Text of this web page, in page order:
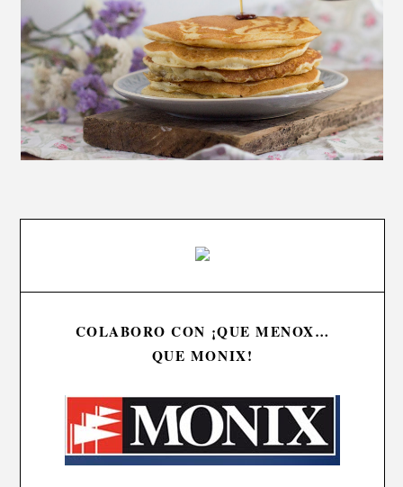
COLABORO CON ¡QUE MENOX…
QUE MONIX!